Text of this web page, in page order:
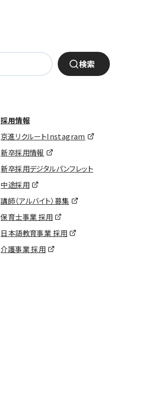
検索
採用情報
京進リクルートInstagram
新卒採用情報
新卒採用デジタルパンフレット
中途採用
講師（アルバイト）募集
保育士事業 採用
日本語教育事業 採用
介護事業 採用